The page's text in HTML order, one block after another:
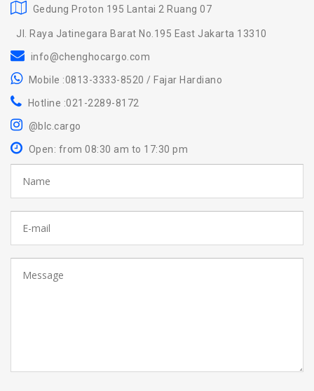
Gedung Proton 195 Lantai 2 Ruang 07
Jl. Raya Jatinegara Barat No.195 East Jakarta 13310
info@chenghocargo.com
Mobile :0813-3333-8520 / Fajar Hardiano
Hotline :021-2289-8172
@blc.cargo
Open: from 08:30 am to 17:30 pm